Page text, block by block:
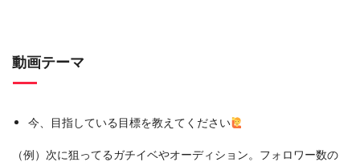
動画テーマ
今、目指している目標を教えてください
（例）次に狙ってるガチイベやオーディション。フォロワー数の